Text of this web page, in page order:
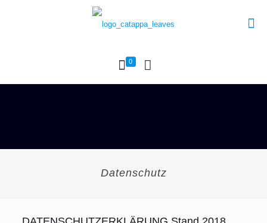
0
Datenschutz